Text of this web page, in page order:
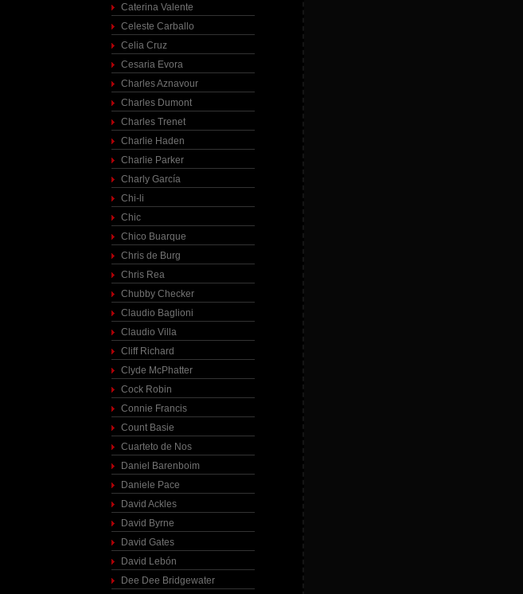
Caterina Valente
Celeste Carballo
Celia Cruz
Cesaria Evora
Charles Aznavour
Charles Dumont
Charles Trenet
Charlie Haden
Charlie Parker
Charly García
Chi-li
Chic
Chico Buarque
Chris de Burg
Chris Rea
Chubby Checker
Claudio Baglioni
Claudio Villa
Cliff Richard
Clyde McPhatter
Cock Robin
Connie Francis
Count Basie
Cuarteto de Nos
Daniel Barenboim
Daniele Pace
David Ackles
David Byrne
David Gates
David Lebón
Dee Dee Bridgewater